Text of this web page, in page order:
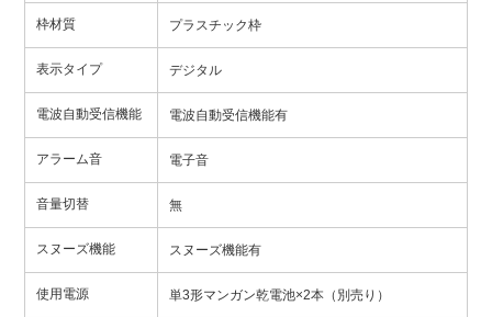
枠材質 プラスチック枠
表示タイプ デジタル
電波自動受信機能 電波自動受信機能有
アラーム音 電子音
音量切替 無
スヌーズ機能 スヌーズ機能有
使用電源 単3形マンガン乾電池×2本（別売り）